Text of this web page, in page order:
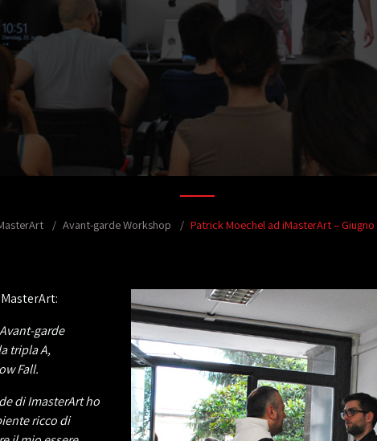
Avant-garde Workshop Patrick Moechel ad iMasterArt – Giugno
garde
tripla A,
Fall.
di ImasterArt ho
ricco di